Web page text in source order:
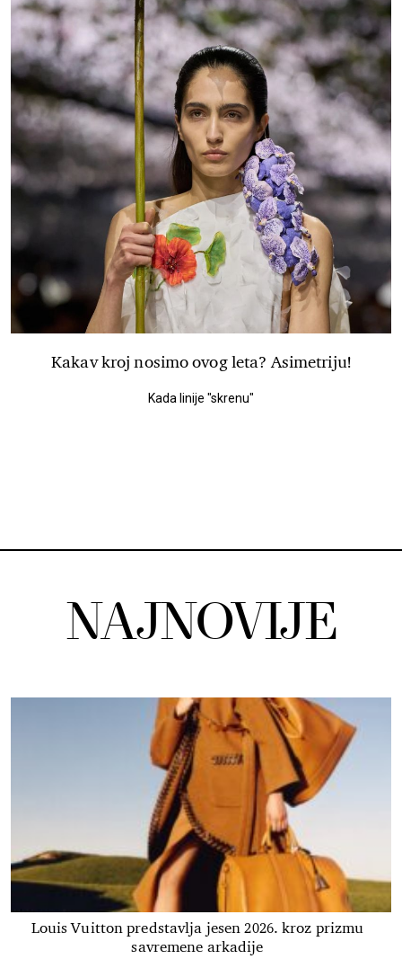
Kakav kroj nosimo ovog leta? Asimetriju!
Kada linije "skrenu"
NAJNOVIJE
Louis Vuitton predstavlja jesen 2026. kroz prizmu
savremene arkadije